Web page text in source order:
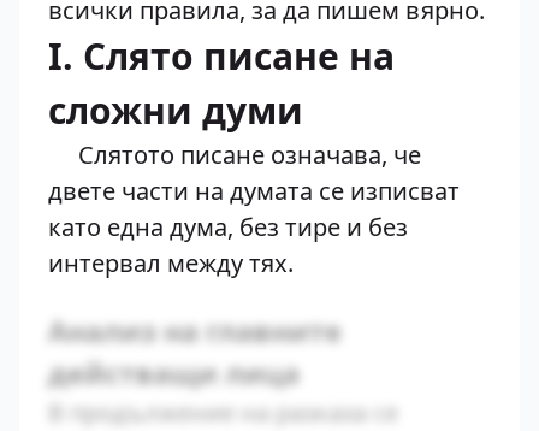
всички правила, за да пишем вярно.
I. Слято писане на
сложни думи
Слятото писане означава, че
двете части на думата се изписват
като една дума, без тире и без
интервал между тях.
Анализ на главните
действащи лица
В продължение на разказа се